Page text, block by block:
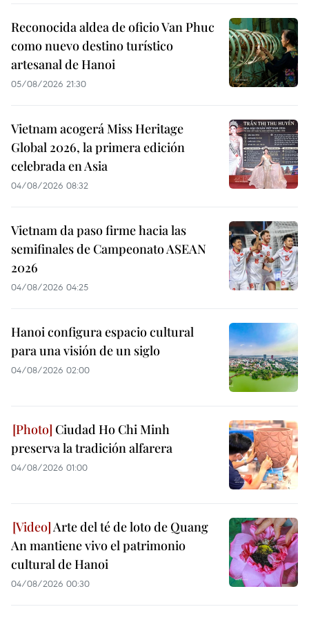
Reconocida aldea de oficio Van Phuc
como nuevo destino turístico
artesanal de Hanoi
05/08/2026 21:30
Vietnam acogerá Miss Heritage
Global 2026, la primera edición
celebrada en Asia
04/08/2026 08:32
Vietnam da paso firme hacia las
semifinales de Campeonato ASEAN
2026
04/08/2026 04:25
Hanoi configura espacio cultural
para una visión de un siglo
04/08/2026 02:00
Ciudad Ho Chi Minh
preserva la tradición alfarera
04/08/2026 01:00
Arte del té de loto de Quang
An mantiene vivo el patrimonio
cultural de Hanoi
04/08/2026 00:30